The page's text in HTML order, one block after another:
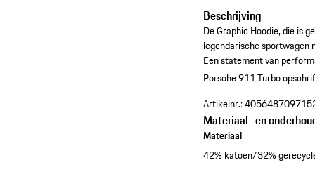
Beschrijving
De Graphic Hoodie, die is
legendarische sportwagen
Een statement van
Porsche 911 Turbo
Artikelnr.:
Materiaal- en
Materiaal
42% katoen/32%